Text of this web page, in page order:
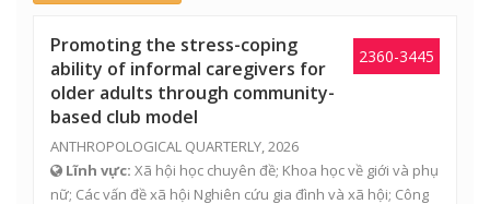
2360-3445
Promoting the stress-coping
ability of informal caregivers for
older adults through community-
based club model
ANTHROPOLOGICAL QUARTERLY, 2026
Lĩnh vực: Xã hội học chuyên đề; Khoa học về giới và phụ
nữ; Các vấn đề xã hội Nghiên cứu gia đình và xã hội; Công